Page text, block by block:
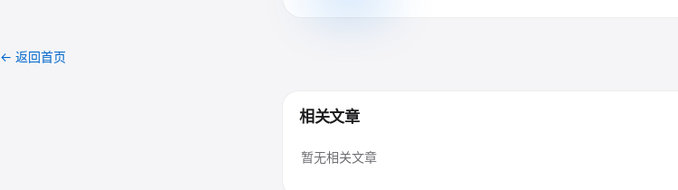
← 返回首页
相关文章
暂无相关文章